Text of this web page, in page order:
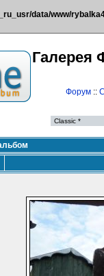
data/www/
Галерея
Форум::